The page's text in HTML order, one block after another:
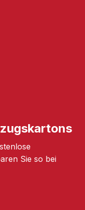
Sie so bei